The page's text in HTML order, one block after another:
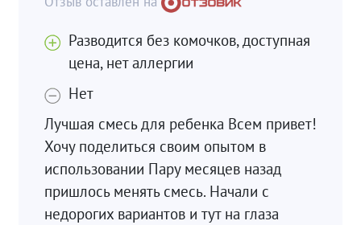
Разводится без комочков, доступная
цена, нет аллергии
Нет
Лучшая смесь для ребенка Всем привет!
Хочу поделиться своим опытом в
использовании Пару месяцев назад
пришлось менять смесь. Начали с
недорогих вариантов и тут на глаза